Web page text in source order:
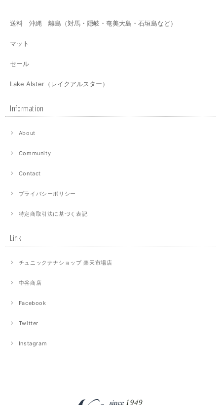
送料 沖縄 離島（対馬・隠岐・奄美大島・石垣島など）
マット
セール
Lake Alster（レイクアルスター）
Information
About
Community
Contact
プライバシーポリシー
特定商取引法に基づく表記
Link
チュニックナナショップ 楽天市場店
中谷商店
Facebook
Twitter
Instagram